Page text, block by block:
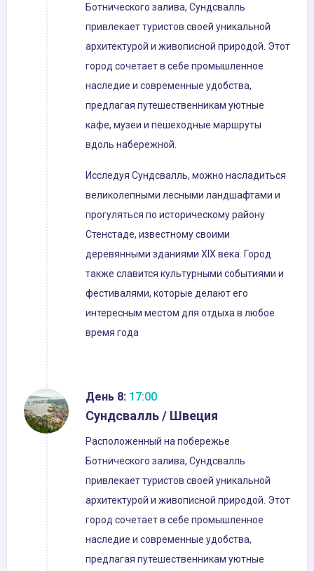
Ботнического залива, Сундсвалль
привлекает туристов своей уникальной
архитектурой и живописной природой. Этот
город сочетает в себе промышленное
наследие и современные удобства,
предлагая путешественникам уютные
кафе, музеи и пешеходные маршруты
вдоль набережной.
Исследуя Сундсвалль, можно насладиться
великолепными лесными ландшафтами и
прогуляться по историческому району
Стенстаде, известному своими
деревянными зданиями XIX века. Город
также славится культурными событиями и
фестивалями, которые делают его
интересным местом для отдыха в любое
время года
День 8: 17:00
Сундсвалль / Швеция
Расположенный на побережье
Ботнического залива, Сундсвалль
привлекает туристов своей уникальной
архитектурой и живописной природой. Этот
город сочетает в себе промышленное
наследие и современные удобства,
предлагая путешественникам уютные